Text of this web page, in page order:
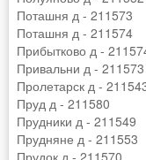
Поташня д - 211573
Поташня д - 211574
Прибытково д -
Привальни д - 211573
Пролетарск д -
Пруд д - 211580
Прудники д - 211549
Прудняне д - 211553
Прудок д - 211570